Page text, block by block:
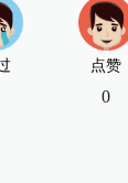
点赞
0